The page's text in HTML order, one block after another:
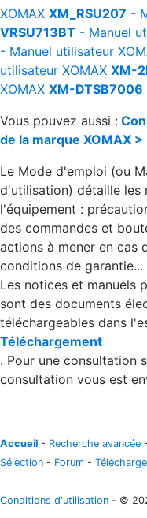
XOMAX XM_RSU207 -
VRSU713BT - Manuel
- Manuel utilisateur
utilisateur XOMAX XM-
XOMAX XM-DTSB7006
Vous pouvez aussi :
de la marque XOMAX >
Le Mode d'emploi (ou
d'utilisation) détaille les
l'équipement :
des commandes et
actions à mener en cas
conditions de garantie...
Les notices et manuels
sont des documents
téléchargeables dans
Téléchargement
. Pour une consultation
consultation vous est
Accueil - Recherche avancée -
Sélection - Forum -
Conditions d'utilisation - ©